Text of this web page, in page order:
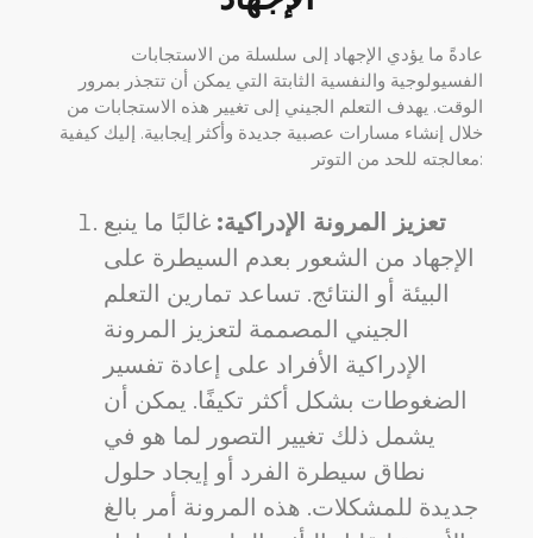
عادةً ما يؤدي الإجهاد إلى سلسلة من الاستجابات
الفسيولوجية والنفسية الثابتة التي يمكن أن تتجذر بمرور
الوقت. يهدف التعلم الجيني إلى تغيير هذه الاستجابات من
خلال إنشاء مسارات عصبية جديدة وأكثر إيجابية. إليك كيفية
معالجته للحد من التوتر:
تعزيز المرونة الإدراكية: غالبًا ما ينبع
الإجهاد من الشعور بعدم السيطرة على
البيئة أو النتائج. تساعد تمارين التعلم
الجيني المصممة لتعزيز المرونة
الإدراكية الأفراد على إعادة تفسير
الضغوطات بشكل أكثر تكيفًا. يمكن أن
يشمل ذلك تغيير التصور لما هو في
نطاق سيطرة الفرد أو إيجاد حلول
جديدة للمشكلات. هذه المرونة أمر بالغ